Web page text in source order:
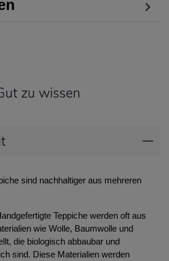
zu wissen
sind nachhaltiger aus mehreren
Teppiche werden oft aus
wie Wolle, Baumwolle und
die biologisch abbaubar und
sind. Diese Materialien werden